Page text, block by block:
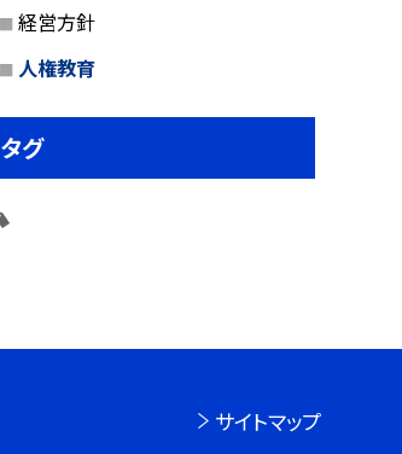
経営方針
人権教育
タグ
サイトマップ